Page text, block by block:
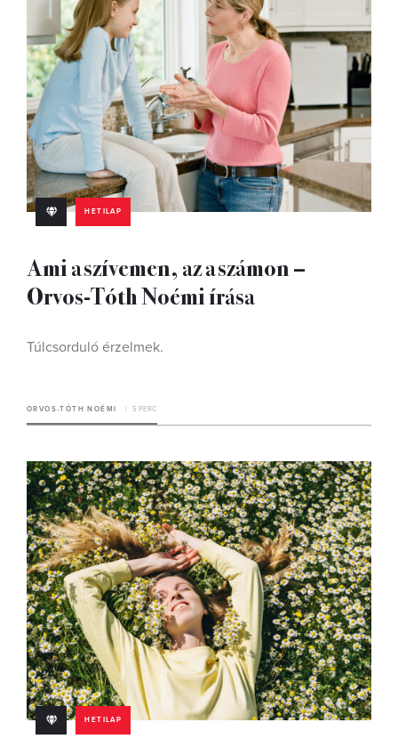
HETILAP
Ami a szívemen, az a számon –
Orvos-Tóth Noémi írása
Túlcsorduló érzelmek.
ORVOS-TÓTH NOÉMI 5 PERC
HETILAP